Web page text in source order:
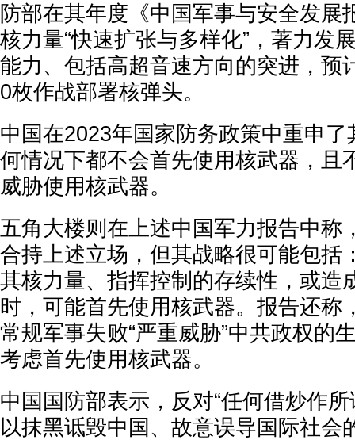
防部在其年度《中国军事与安全发展
核力量“快速扩张与多样化”，著力发
能力、包括高超音速方向的突进，预
0枚作战部署核弹头。
中国在2023年国家防务政策中重申
何情况下都不会首先使用核武器，且
威胁使用核武器。
五角大楼则在上述中国军力报告中称
合持上述立场，但其战略很可能包括
其核力量、指挥控制的存续性，或造
时，可能首先使用核武器。报告还称
常规军事失败“严重威胁”中共政权的
考虑首先使用核武器。
中国国防部表示，反对“任何借炒作
以抹黑诋毁中国、故意误导国际社会